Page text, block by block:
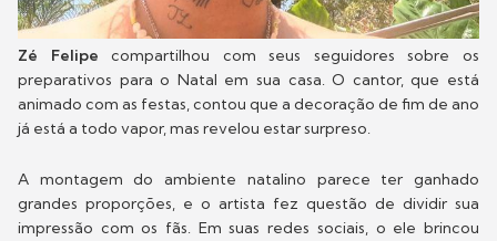
Zé Felipecompartilhou com seus seguidores sobre os
preparativos para o Natal em sua casa. O cantor, que está
animado com as festas, contou que a decoração de fim de ano
já está a todo vapor, mas revelou estar surpreso.
A montagem do ambiente natalino parece ter ganhado
grandes proporções, e o artista fez questão de dividir sua
impressão com os fãs. Em suas redes sociais, o ele brincou